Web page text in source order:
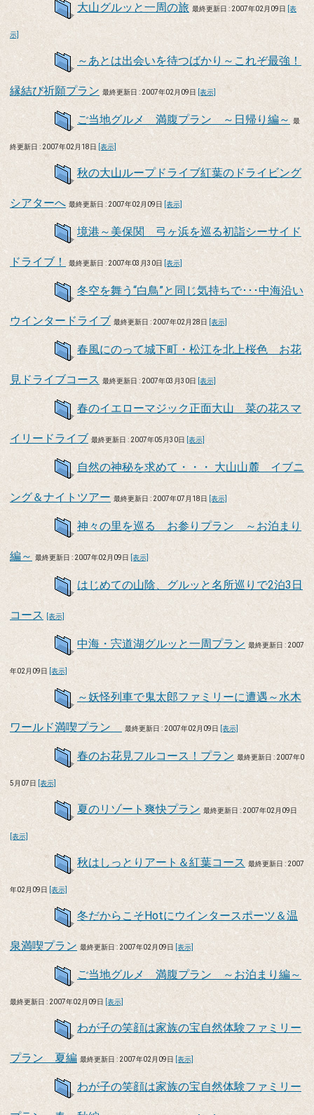
大山グルッと一周の旅 最終更新日 : 2007年02月09日 [表
示]
～あとは出会いを待つばかり～これぞ最強！
縁結び祈願プラン 最終更新日 : 2007年02月09日 [表示]
ご当地グルメ 満腹プラン ～日帰り編～ 最
終更新日 : 2007年02月18日 [表示]
秋の大山ループドライブ紅葉のドライビング
シアターへ 最終更新日 : 2007年02月09日 [表示]
境港～美保関 弓ヶ浜を巡る初詣シーサイド
ドライブ！ 最終更新日 : 2007年03月30日 [表示]
冬空を舞う“白鳥”と同じ気持ちで･･･中海沿い
ウインタードライブ 最終更新日 : 2007年02月28日 [表示]
春風にのって城下町・松江を北上桜色 お花
見ドライブコース 最終更新日 : 2007年03月30日 [表示]
春のイエローマジック正面大山 菜の花スマ
イリードライブ 最終更新日 : 2007年05月30日 [表示]
自然の神秘を求めて・・・ 大山山麓 イブニ
ング＆ナイトツアー 最終更新日 : 2007年07月18日 [表示]
神々の里を巡る お参りプラン ～お泊まり
編～ 最終更新日 : 2007年02月09日 [表示]
はじめての山陰、グルッと名所巡りで2泊3日
コース [表示]
中海・宍道湖グルッと一周プラン 最終更新日 : 2007
年02月09日 [表示]
～妖怪列車で鬼太郎ファミリーに遭遇～水木
ワールド満喫プラン 最終更新日 : 2007年02月09日 [表示]
春のお花見フルコース！プラン 最終更新日 : 2007年0
5月07日 [表示]
夏のリゾート爽快プラン 最終更新日 : 2007年02月09日
[表示]
秋はしっとりアート＆紅葉コース 最終更新日 : 2007
年02月09日 [表示]
冬だからこそHotにウインタースポーツ＆温
泉満喫プラン 最終更新日 : 2007年02月09日 [表示]
ご当地グルメ 満腹プラン ～お泊まり編～
最終更新日 : 2007年02月09日 [表示]
わが子の笑顔は家族の宝自然体験ファミリー
プラン 夏編 最終更新日 : 2007年02月09日 [表示]
わが子の笑顔は家族の宝自然体験ファミリー